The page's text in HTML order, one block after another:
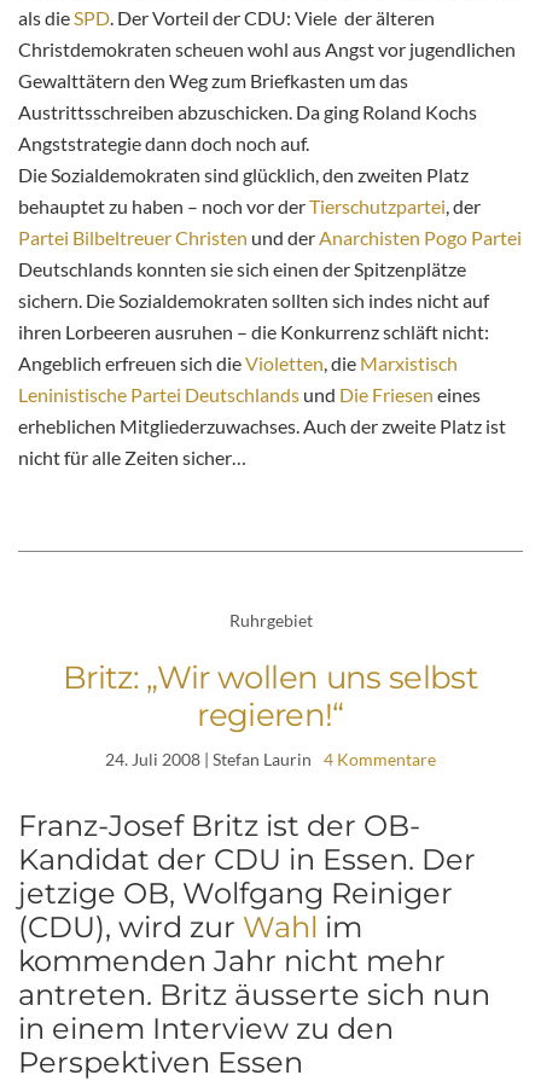
als dieSPD. Der Vorteil der CDU: Viele der älteren
Christdemokraten scheuen wohl aus Angst vor jugendlichen
Gewalttätern den Weg zum Briefkasten um das
Austrittsschreiben abzuschicken. Da ging Roland Kochs
Angststrategie dann doch noch auf.
Die Sozialdemokraten sind glücklich, den zweiten Platz
behauptet zu haben – noch vor derTierschutzpartei, der
Partei Bilbeltreuer Christen und derAnarchisten Pogo Partei
Deutschlands konnten sie sich einen der Spitzenplätze
sichern. Die Sozialdemokraten sollten sich indes nicht auf
ihren Lorbeeren ausruhen – die Konkurrenz schläft nicht:
Angeblich erfreuen sich dieVioletten, die Marxistisch
Leninistische Partei Deutschlands und Die Friesen eines
erheblichen Mitgliederzuwachses. Auch der zweite Platz ist
nicht für alle Zeiten sicher…
Ruhrgebiet
Britz: „Wir wollen uns selbst
regieren!“
24. Juli 2008 | Stefan Laurin 4 Kommentare
Franz-Josef Britz ist der OB-
Kandidat der CDU in Essen. Der
jetzige OB, Wolfgang Reiniger
(CDU), wird zur Wahl im
kommenden Jahr nicht mehr
antreten. Britz äusserte sich nun
in einem Interview zu den
Perspektiven Essen